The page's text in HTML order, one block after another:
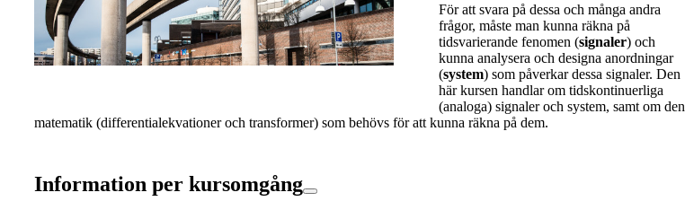
För att svara på dessa och många andra
frågor, måste man kunna räkna på
tidsvarierande fenomen (signaler) och
kunna analysera och designa anordningar
(system) som påverkar dessa signaler. Den
här kursen handlar om tidskontinuerliga
(analoga) signaler och system, samt om den
matematik (differentialekvationer och transformer) som behövs för att kunna räkna på dem.
Information per kursomgång